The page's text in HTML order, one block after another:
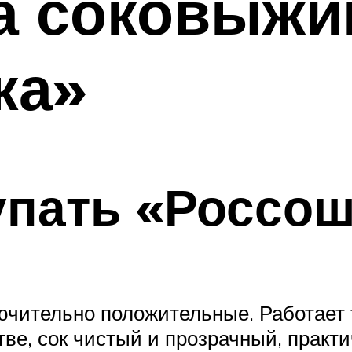
положительные.
сок чистый и прозрачный,